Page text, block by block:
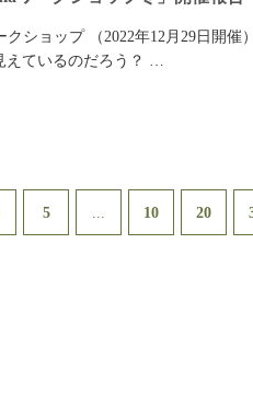
クショップ （2022年12月29日開
えているのだろう？ …
5 10 20